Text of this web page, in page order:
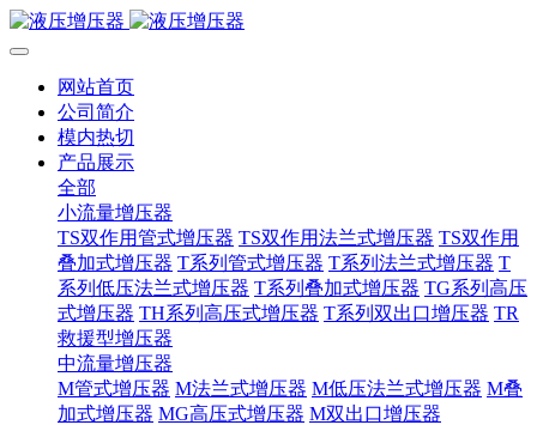
网站首页
公司简介
模内热切
产品展示
全部
小流量增压器
TS双作用管式增压器 TS双作用法兰式增压器 TS双作用
叠加式增压器 T系列管式增压器 T系列法兰式增压器 T
系列低压法兰式增压器 T系列叠加式增压器 TG系列高压
式增压器 TH系列高压式增压器 T系列双出口增压器 TR
救援型增压器
中流量增压器
M管式增压器 M法兰式增压器 M低压法兰式增压器 M叠
加式增压器 MG高压式增压器 M双出口增压器